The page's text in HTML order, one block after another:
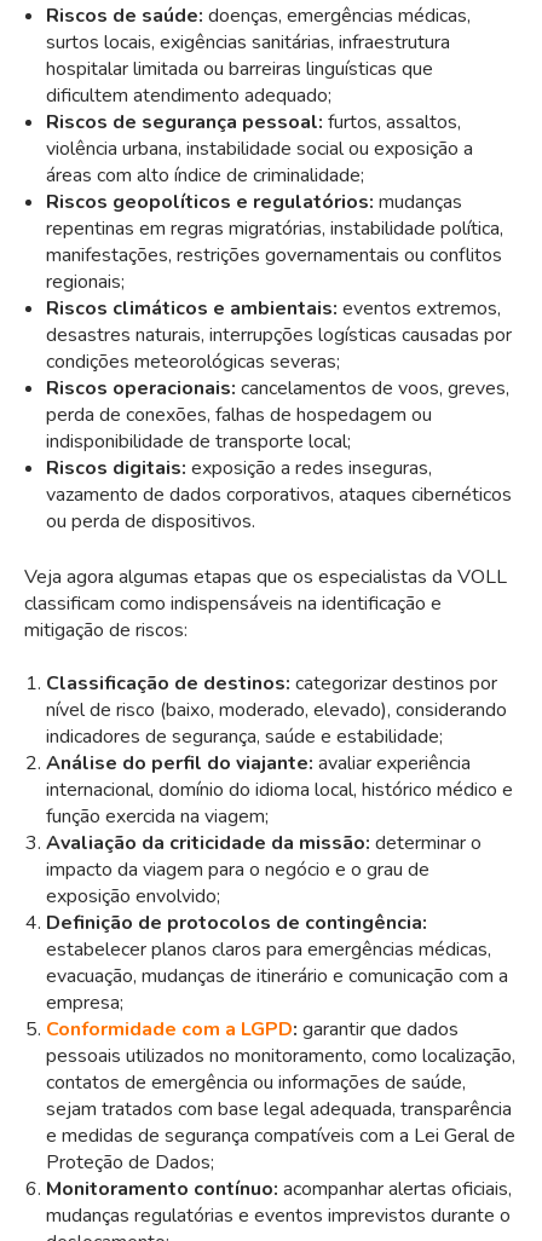
Riscos de saúde: doenças, emergências médicas,
surtos locais, exigências sanitárias, infraestrutura
hospitalar limitada ou barreiras linguísticas que
dificultem atendimento adequado;
Riscos de segurança pessoal: furtos, assaltos,
violência urbana, instabilidade social ou exposição a
áreas com alto índice de criminalidade;
Riscos geopolíticos e regulatórios: mudanças
repentinas em regras migratórias, instabilidade política,
manifestações, restrições governamentais ou conflitos
regionais;
Riscos climáticos e ambientais: eventos extremos,
desastres naturais, interrupções logísticas causadas por
condições meteorológicas severas;
Riscos operacionais: cancelamentos de voos, greves,
perda de conexões, falhas de hospedagem ou
indisponibilidade de transporte local;
Riscos digitais: exposição a redes inseguras,
vazamento de dados corporativos, ataques cibernéticos
ou perda de dispositivos.
Veja agora algumas etapas que os especialistas da VOLL
classificam como indispensáveis na identificação e
mitigação de riscos:
Classificação de destinos: categorizar destinos por
nível de risco (baixo, moderado, elevado), considerando
indicadores de segurança, saúde e estabilidade;
Análise do perfil do viajante: avaliar experiência
internacional, domínio do idioma local, histórico médico e
função exercida na viagem;
Avaliação da criticidade da missão: determinar o
impacto da viagem para o negócio e o grau de
exposição envolvido;
Definição de protocolos de contingência:
estabelecer planos claros para emergências médicas,
evacuação, mudanças de itinerário e comunicação com a
empresa;
Conformidade com a LGPD: garantir que dados
pessoais utilizados no monitoramento, como localização,
contatos de emergência ou informações de saúde,
sejam tratados com base legal adequada, transparência
e medidas de segurança compatíveis com a Lei Geral de
Proteção de Dados;
Monitoramento contínuo: acompanhar alertas oficiais,
mudanças regulatórias e eventos imprevistos durante o